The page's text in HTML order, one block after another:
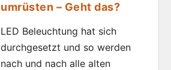
umrüsten – Geht das?
LED Beleuchtung hat sich
durchgesetzt und so werden
nach und nach alle alten